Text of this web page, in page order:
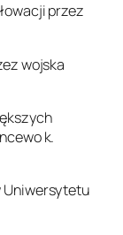
przez
wojska
k.
Uniwersytetu